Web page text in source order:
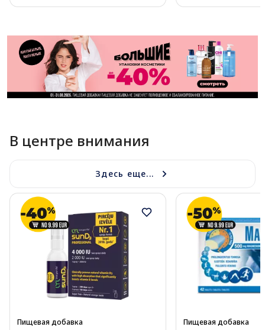
В центре внимания
Здесь еще...
Пищевая добавка Пищевая добавка